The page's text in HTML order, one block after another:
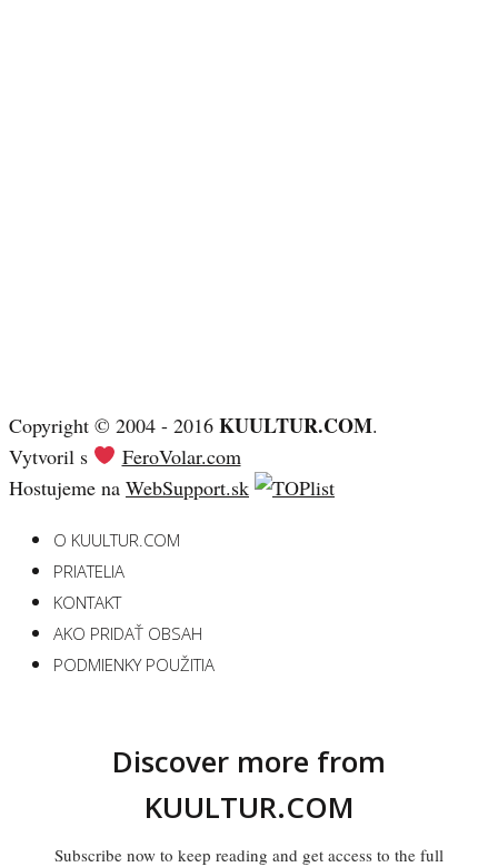
Copyright © 2004 - 2016 KUULTUR.COM.
Vytvoril s
FeroVolar.com
Hostujeme na WebSupport.sk
O KUULTUR.COM
PRIATELIA
KONTAKT
AKO PRIDAŤ OBSAH
PODMIENKY POUŽITIA
Discover more from
KUULTUR.COM
Subscribe now to keep reading and get access to the full